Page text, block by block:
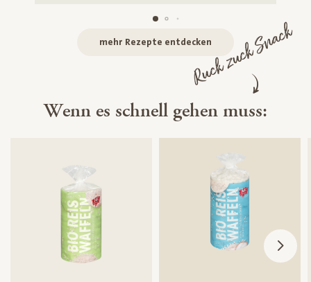
mehr Rezepte entdeckenRuck zuck Snack
Wenn es schnell gehen muss: